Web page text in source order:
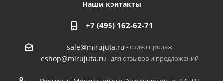
Наши контакты
+7 (495) 162-62-71
sale@mirujuta.ru - отдел продаж
eshop@mirujuta.ru - для отзывов и предложений